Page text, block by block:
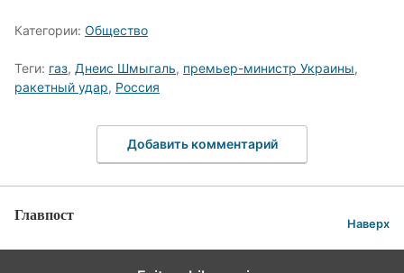
Категории: Общество
Теги: газ, Днеис Шмыгаль, премьер-министр Украины,
ракетный удар, Россия
Добавить комментарий
Главпост Наверх